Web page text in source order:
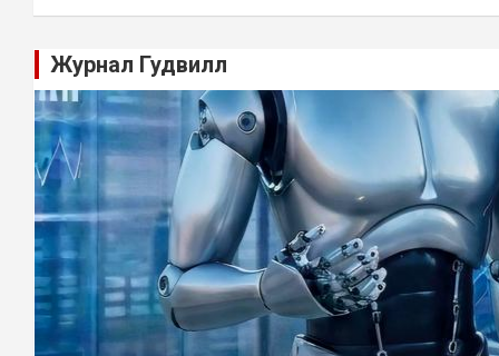
Журнал Гудвилл